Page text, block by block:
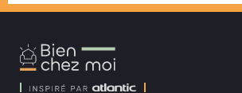
Bien
Chez